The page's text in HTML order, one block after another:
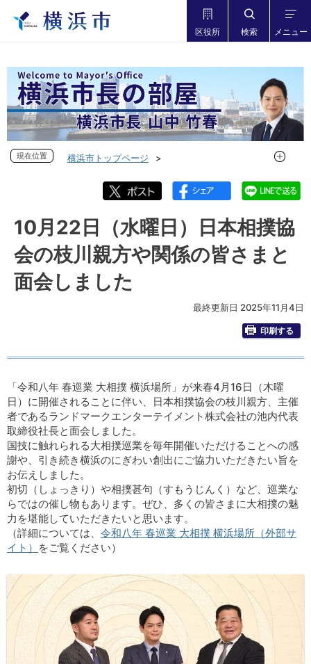
区役所 検索 メニュー
現在位置
横浜市トップページ
フォトダイアリー 2025年度
フォトダイアリー 2025年10月
10月22日（水曜日）日本相撲協会の枝川親方や関係の皆さま
と面会しました
現在位
10月22日（水曜日）日本相撲協
会の枝川親方や関係の皆さまと
面会しました
最終更新日 2025年11月4日
印刷する
「令和八年 春巡業 大相撲 横浜場所」が来春4月16日（木曜
日）に開催されることに伴い、日本相撲協会の枝川親方、主催
者であるランドマークエンターテイメント株式会社の池内代表
取締役社長と面会しました。
国技に触れられる大相撲巡業を毎年開催いただけることへの感
謝や、引き続き横浜のにぎわい創出にご協力いただきたい旨を
お伝えしました。
初切（しょっきり）や相撲甚句（すもうじんく）など、巡業な
らではの催し物もあります。ぜひ、多くの皆さまに大相撲の魅
力を堪能していただきたいと思います。
（詳細については、 令和八年 春巡業 大相撲 横浜場所（外部サ
イト） をご覧ください）